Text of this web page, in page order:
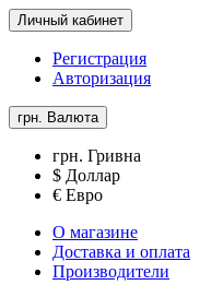
Личный кабинет
Регистрация
Авторизация
грн. Валюта
грн. Гривна
$ Доллар
€ Евро
О магазине
Доставка и оплата
Производители